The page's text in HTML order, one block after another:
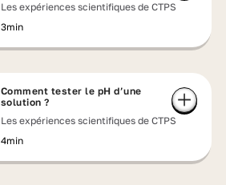
Les expériences scientifiques de CTPS
3min
Comment tester le pH d’une
solution ?
Les expériences scientifiques de CTPS
4min